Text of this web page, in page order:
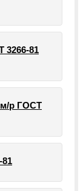
3266-81
м/р ГОСТ